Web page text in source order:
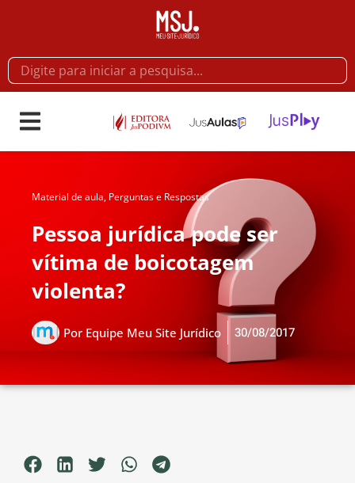
Material de aula, Perguntas e Respostas
Pessoa jurídica pode ser
vítima de boicotagem
violenta?
Por Equipe Meu Site Jurídico 30/08/2017